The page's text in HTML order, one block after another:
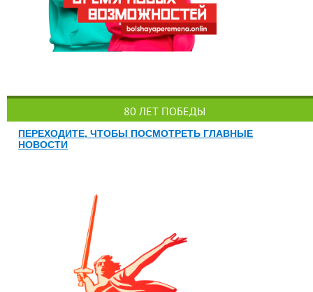
80 ЛЕТ ПОБЕДЫ
ПЕРЕХОДИТЕ, ЧТОБЫ ПОСМОТРЕТЬ ГЛАВНЫЕ
НОВОСТИ